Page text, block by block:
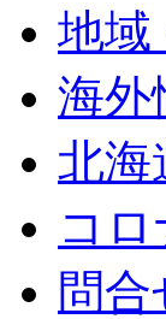
地域
海外
北海
コ
問合